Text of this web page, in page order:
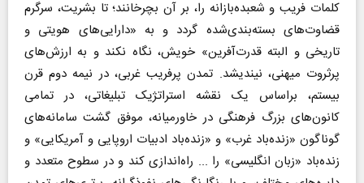
کلمات فریب و شعبده‌بازانه را، بر آن بچرخانند؛ تا بشریت، سرگرم
قضاوت‌های بسته‌بندی‌شده گردد و به «دارایی‌های هویتی و
تاریخی و البته قدرت‌آفرین» خویش، نگاه نکند و به ارزش‌های
پرثروت میهنی، نیندیشد. تمدن پرفریب غربی، در نیمه دوم قرن
بیستم، براساس یک نقشه استراتژیک تبلیغاتی، در تمامی
کانون‌های بزرگ فرهنگی در خاورمیانه، موفق گشت سامانه‌های
گوناگون «زنده‌باد غرب» و «زنده‌باد ادبیات اروپایی و آمریکایی» و
زنده‌باد «زبان انگلیسی» را ... راه‌اندازی کند و در سطوح متعدد و